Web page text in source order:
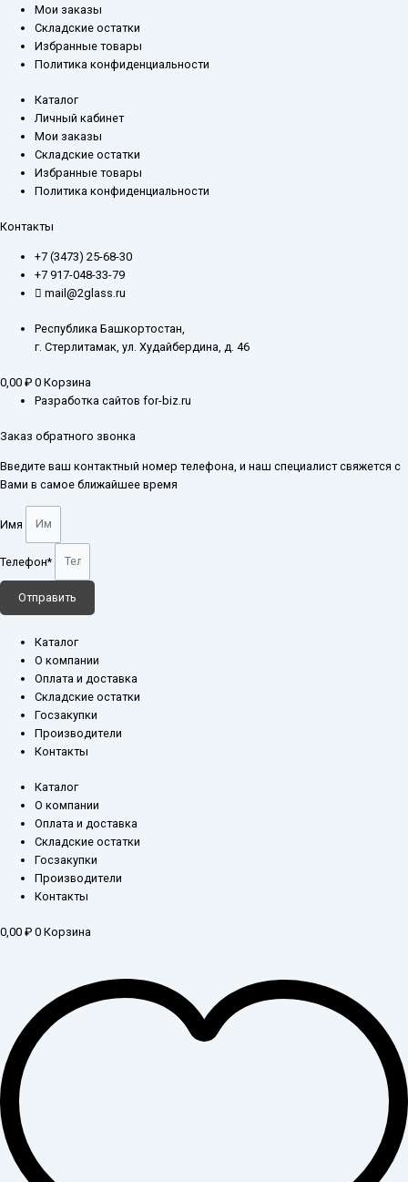
Мои заказы
Складские остатки
Избранные товары
Политика конфиденциальности
Каталог
Личный кабинет
Мои заказы
Складские остатки
Избранные товары
Политика конфиденциальности
Контакты
+7 (3473) 25-68-30
+7 917-048-33-79
mail@2glass.ru
Республика Башкортостан,
г. Стерлитамак, ул. Худайбердина, д. 46
0,00 ₽ 0 Корзина
Разработка сайтов for-biz.ru
Заказ обратного звонка
Введите ваш контактный номер телефона, и наш специалист свяжется с
Вами в самое ближайшее время
Имя
Телефон*
Отправить
Каталог
О компании
Оплата и доставка
Складские остатки
Госзакупки
Производители
Контакты
Каталог
О компании
Оплата и доставка
Складские остатки
Госзакупки
Производители
Контакты
0,00 ₽ 0 Корзина